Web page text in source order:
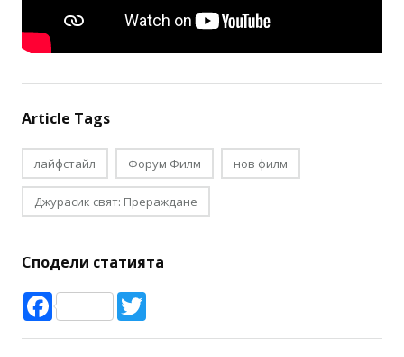
Article Tags
лайфстайл Форум Филм нов филм
Джурасик свят: Прераждане
Сподели статията
Facebook